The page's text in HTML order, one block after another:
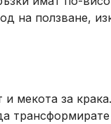
на ползване,
мекота за